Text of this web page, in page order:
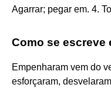
Agarrar; pegar em. 4.
Como se escreve
Empenharam vem do
esforçaram,